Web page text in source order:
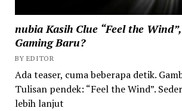
nubia Kasih Clue “Feel the
Gaming Baru?
BY EDITOR
Ada teaser, cuma beberapa detik.
Tulisan pendek: “Feel the Wind”.
lebih lanjut